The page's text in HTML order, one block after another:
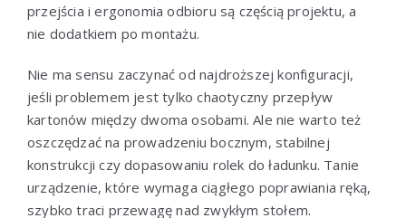
przejścia i ergonomia odbioru są częścią projektu, a
nie dodatkiem po montażu.
Nie ma sensu zaczynać od najdroższej konfiguracji,
jeśli problemem jest tylko chaotyczny przepływ
kartonów między dwoma osobami. Ale nie warto też
oszczędzać na prowadzeniu bocznym, stabilnej
konstrukcji czy dopasowaniu rolek do ładunku. Tanie
urządzenie, które wymaga ciągłego poprawiania ręką,
szybko traci przewagę nad zwykłym stołem.